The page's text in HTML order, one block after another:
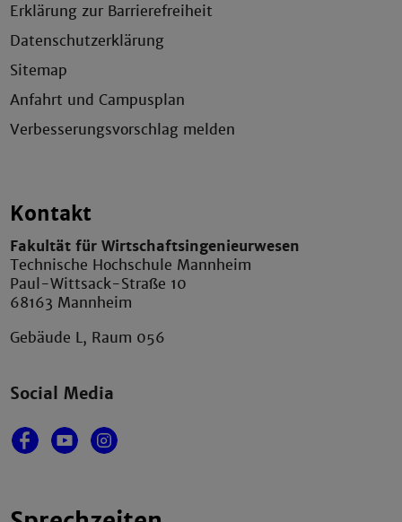
Erklärung zur Barrierefreiheit
Datenschutzerklärung
Sitemap
Anfahrt und Campusplan
Verbesserungsvorschlag melden
Kontakt
Fakultät für Wirtschaftsingenieurwesen
Technische Hochschule Mannheim
Paul-Wittsack-Straße 10
68163 Mannheim
Gebäude L, Raum 056
Social Media